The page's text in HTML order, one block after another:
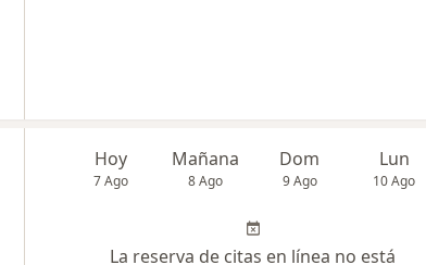
Hoy
7 Ago
Mañana
8 Ago
Dom
9 Ago
Lun
10 Ago
La reserva de citas en línea no está